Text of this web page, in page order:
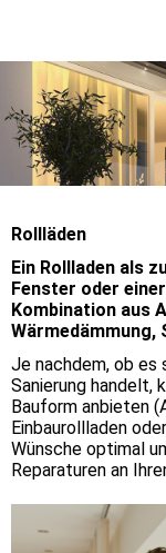
Rollläden
Ein Rollladen als
Fenster oder
Kombination aus
Je nachdem, ob es
Sanierung handelt,
Bauform anbieten
Einbaurollladen
Wünsche optimal
Reparaturen an